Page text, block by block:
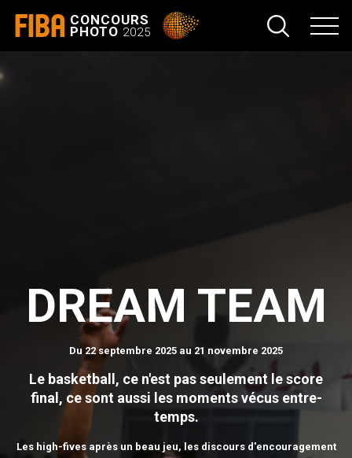
FIBA CONCOURS
PHOTO 2025
DREAM TEAM
Du 22 septembre 2025 au 21 novembre 2025
Le basketball, ce n'est pas seulement le score
final, ce sont aussi les moments vécus entre-
temps.
Les high-fives après un beau jeu, les discours d'encouragement